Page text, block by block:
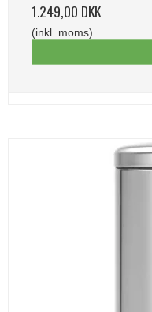
1.249,00 DKK
(inkl. moms)